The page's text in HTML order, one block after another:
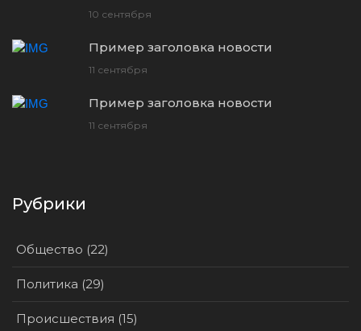
10 сентября
Пример заголовка новости
11 сентября
Пример заголовка новости
11 сентября
Рубрики
Общество (22)
Политика (29)
Происшествия (15)